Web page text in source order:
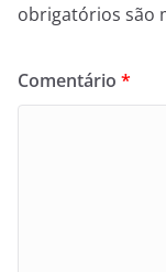
obrigatórios são
Comentário *